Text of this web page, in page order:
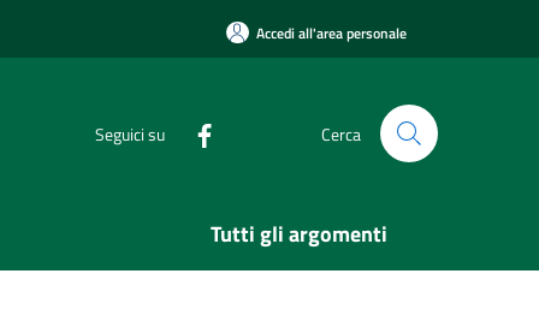
Accedi all'area personale
Seguici su Cerca
Tutti gli argomenti